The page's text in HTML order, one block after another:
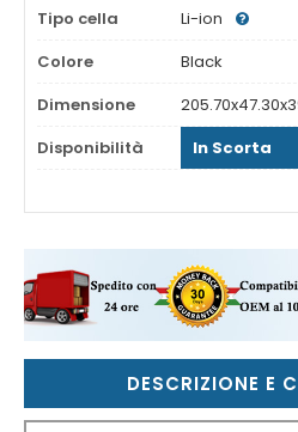
Tipo cella
Li-ion
Colore
Black
Dimensione
Disponibilità
In Scorta
DESCRIZIONE E